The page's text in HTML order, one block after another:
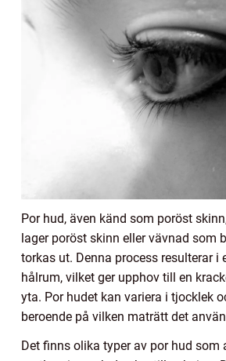
Por hud, även känd som poröst
lager poröst skinn eller vävnad som
torkas ut. Denna process resulterar i
hålrum, vilket ger upphov till en
yta. Por hudet kan variera i tjocklek
beroende på vilken maträtt det
Det finns olika typer av por hud som